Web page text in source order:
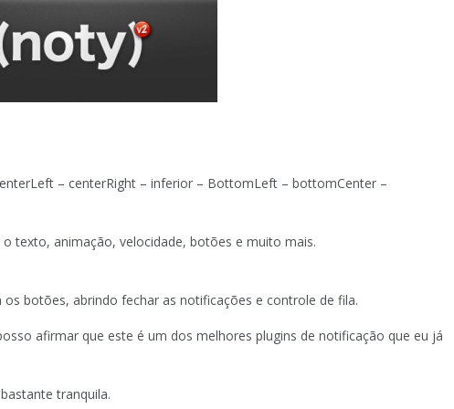
– centerRight – inferior – BottomLeft – bottomCenter –
texto, animação, velocidade, botões e muito mais.
botões, abrindo fechar as notificações e controle de fila.
afirmar que este é um dos melhores plugins de notificação que eu já
tranquila.